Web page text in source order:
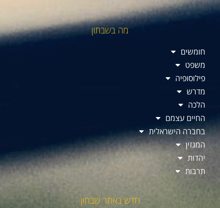
מה בשבתון
חומשים
משפט
פילוסופיה
מדרש
הלכה
החיים עצמם
בחברה הישראלית
המגזין
יהדות
תרבות
חדש באתר שבתון